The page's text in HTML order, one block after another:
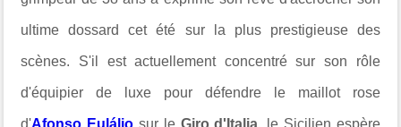
ultime dossard cet été sur la plus prestigieuse des
scènes. S'il est actuellement concentré sur son rôle
d'équipier de luxe pour défendre le maillot rose
d'Afonso Eulálio sur le Giro d'Italia, le Sicilien espère